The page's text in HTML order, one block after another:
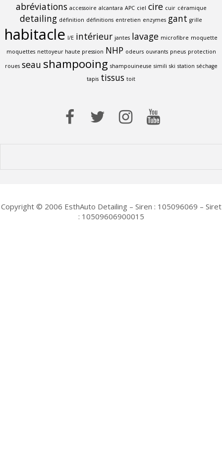
abréviations accessoire alcantara APC ciel cire cuir céramique
detailing définition définitions entretien enzymes gant grille
habitacle I/E intérieur jantes lavage microfibre moquette
moquettes nettoyeur haute pression NHP odeurs ouvrants pneus protection
roues seau shampooing shampouineuse simili ski station séchage
tapis tissus toit
Copyright © 2006 EsthAuto Detailing – Siren : 105096069 – Siret
: 10509606900015